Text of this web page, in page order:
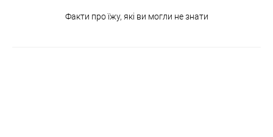
Факти про їжу, які ви могли не знати